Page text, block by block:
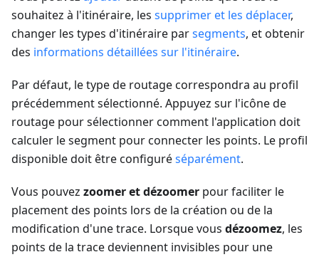
souhaitez à l'itinéraire, les supprimer et les déplacer,
changer les types d'itinéraire parsegments, et obtenir
des informations détaillées sur l'itinéraire.
Par défaut, le type de routage correspondra au profil
précédemment sélectionné. Appuyez sur l'icône de
routage pour sélectionner comment l'application doit
calculer le segment pour connecter les points. Le profil
disponible doit être configuréséparément.
Vous pouvez zoomer et dézoomer pour faciliter le
placement des points lors de la création ou de la
modification d'une trace. Lorsque vous dézoomez, les
points de la trace deviennent invisibles pour une